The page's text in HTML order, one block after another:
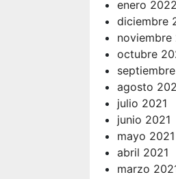
enero 2022
diciembre
noviembre
octubre
agosto
julio 2021
junio 2021
mayo 2021
abril 2021
marzo